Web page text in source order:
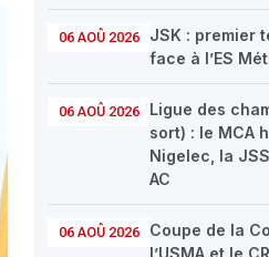
06 AOÛ 2026
JSK : premier
face à l’ES
06 AOÛ 2026
Ligue des
sort) : le MCA
Nigelec, la
AC
06 AOÛ 2026
Coupe de la
l’USMA et le